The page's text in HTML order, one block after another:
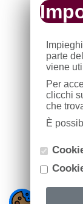
parte
viene
Per
clicchi
che
È